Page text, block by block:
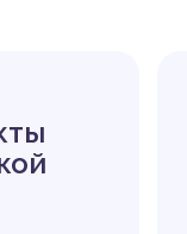
копинг
(описательные